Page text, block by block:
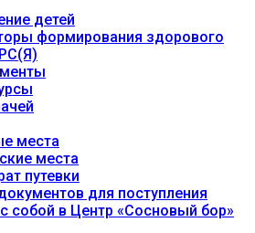
детей
формирования здорового
места
места
путевки
для поступления
собой в Центр «Сосновый бор»